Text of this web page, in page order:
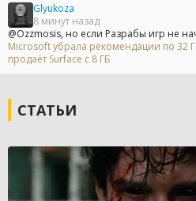
Glyukoza
8 минут назад
@Ozzmosis, но если Разрабы игр не
Microsoft убрала рекомендации по 32
продаёт Surface с 8 ГБ
СТАТЬИ